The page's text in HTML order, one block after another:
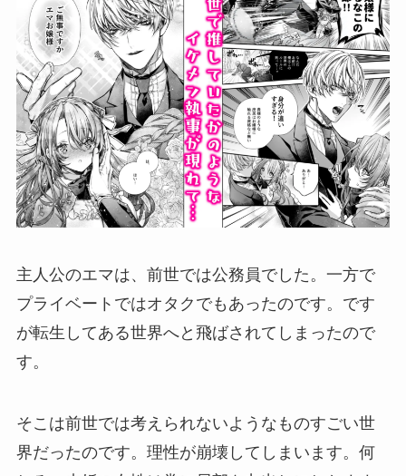
主人公のエマは、前世では公務員でした。一方で
プライベートではオタクでもあったのです。です
が転生してある世界へと飛ばされてしまったので
す。
そこは前世では考えられないようなものすごい世
界だったのです。理性が崩壊してしまいます。何